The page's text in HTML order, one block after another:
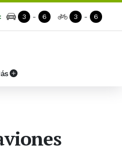
3 - 6 3 - 6